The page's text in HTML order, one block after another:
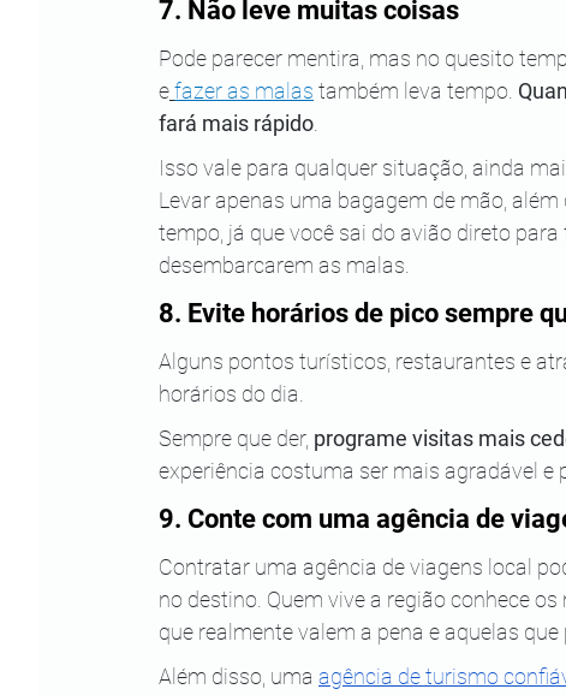
7. Não leve muitas coisas
Pode parecer mentira, mas no quesito
efazer as malas também leva tempo.
fará mais rápido
Isso vale para qualquer situação, ainda
Levar apenas uma bagagem de mão,
tempo, já que você sai do avião direto
desembarcarem as malas.
8. Evite horários de pico sempre
Alguns pontos turísticos, restaurantes e
horários do dia.
Sempre que der, programe visitas mais
experiência costuma ser mais agradável e
9. Conte com uma agência de
Contratar uma agência de viagens local
no destino. Quem vive a região conhece
que realmente valem a pena e aquelas
Além disso, uma agência de turismo